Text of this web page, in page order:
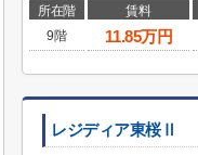
所在階 賃料
9階
11.85万円
レジディア東桜Ⅱ